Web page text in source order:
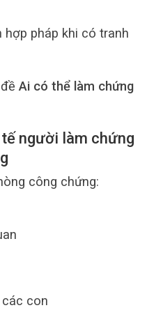
hợp pháp khi có tranh
Ai có thể làm chứng
người làm chứng
công chứng:
các con